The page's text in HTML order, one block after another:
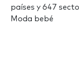
países y 647
Moda bebé